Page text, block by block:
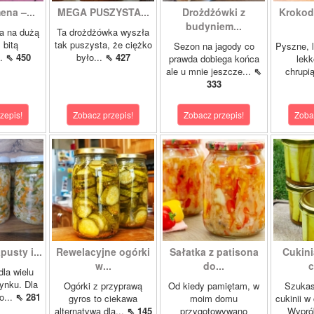
–...
na dużą
bitą
⇖ 450
MEGA PUSZYSTA...
Ta drożdżówka wyszła
tak puszysta, że ciężko
było... ⇖ 427
Zobacz przepis!
Drożdżówki z
budyniem...
Sezon na jagody co
prawda dobiega końca
ale u mnie jeszcze... ⇖
333
Zobacz przepis!
Pyszne,
i...
wielu
Dla
⇖ 281
Rewelacyjne ogórki
w...
Ogórki z przyprawą
gyros to ciekawa
alternatywa dla... ⇖ 145
Sałatka z patisona
do...
Od kiedy pamiętam, w
moim domu
przygotowywano
cukinii w